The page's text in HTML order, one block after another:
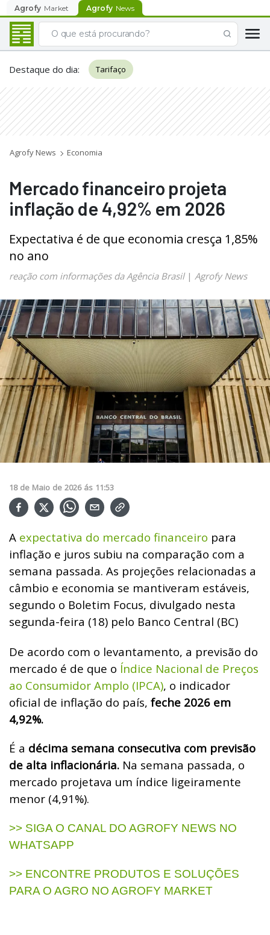
Agrofy Market Agrofy News
Destaque do dia: Tarifaço
Agrofy News Economia
Mercado financeiro projeta
inflação de 4,92% em 2026
Expectativa é de que economia cresça 1,85%
no ano
reação com informações da Agência Brasil| Agrofy News
18 de Maio de 2026 ás 11:53
A expectativa do mercado financeiro para
inflação e juros subiu na comparação com a
semana passada. As projeções relacionadas a
câmbio e economia se mantiveram estáveis,
segundo o Boletim Focus, divulgado nesta
segunda-feira (18) pelo Banco Central (BC)
De acordo com o levantamento, a previsão do
mercado é de que o Índice Nacional de Preços
ao Consumidor Amplo (IPCA), o indicador
oficial de inflação do país, feche 2026 em
4,92%.
É a décima semana consecutiva com previsão
de alta inflacionária. Na semana passada, o
mercado projetava um índice ligeiramente
menor (4,91%).
>> SIGA O CANAL DO AGROFY NEWS NO
WHATSAPP
>> ENCONTRE PRODUTOS E SOLUÇÕES
PARA O AGRO NO AGROFY MARKET